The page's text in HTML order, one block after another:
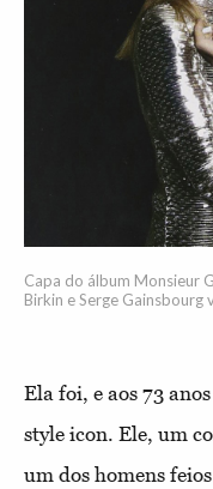
Capa do álbum Monsieur
Birkin e Serge Gainsbourg
Ela foi, e aos 73
style icon. Ele, um
um dos homens